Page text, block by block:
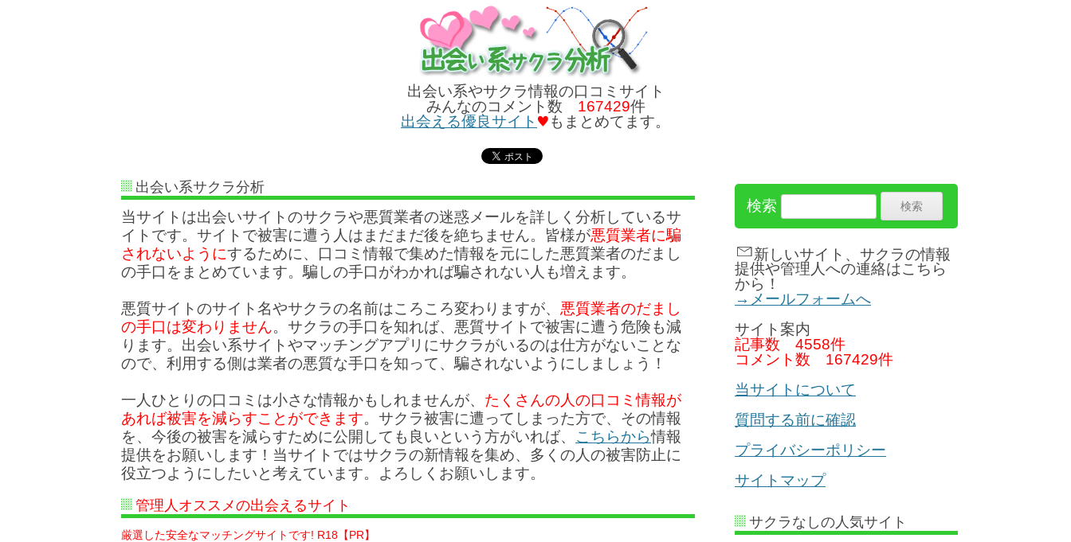
出会い系やサクラ情報の口コミサイト
みんなのコメント数 167429件
出会える優良サイト
もまとめてます。
出会い系サクラ分析
当サイトは出会いサイトのサクラや悪質業者の迷惑メールを詳しく分析しているサ
イトです。サイトで被害に遭う人はまだまだ後を絶ちません。皆様が悪質業者に騙
されないようにするために、口コミ情報で集めた情報を元にした悪質業者のだまし
の手口をまとめています。騙しの手口がわかれば騙されない人も増えます。
悪質サイトのサイト名やサクラの名前はころころ変わりますが、 悪質業者のだまし
の手口は変わりません。サクラの手口を知れば、悪質サイトで被害に遭う危険も減
ります。出会い系サイトやマッチングアプリにサクラがいるのは仕方がないことな
ので、利用する側は業者の悪質な手口を知って、騙されないようにしましょう！
一人ひとりの口コミは小さな情報かもしれませんが、 たくさんの人の口コミ情報が
あれば被害を減らすことができます。サクラ被害に遭ってしまった方で、その情報
を、今後の被害を減らすために公開しても良いという方がいれば、 こちらから情報
提供をお願いします！当サイトではサクラの新情報を集め、多くの人の被害防止に
役立つようにしたいと考えています。よろしくお願いします。
管理人オススメの出会えるサイト
厳選した安全なマッチングサイトです! R18【PR】
検索
新しいサイト、サクラの情報
提供や管理人への連絡はこちら
から！
→メールフォームへ
サイト案内
記事数 4558件
コメント数 167429件
当サイトについて
質問する前に確認
プライバシーポリシー
サイトマップ
サクラなしの人気サイト